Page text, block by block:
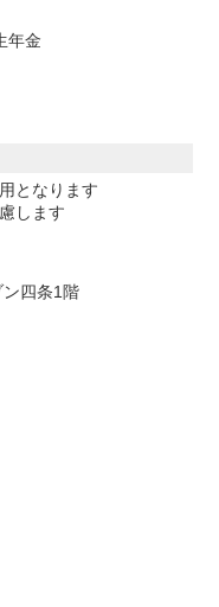
年金
となります
します
四条1階